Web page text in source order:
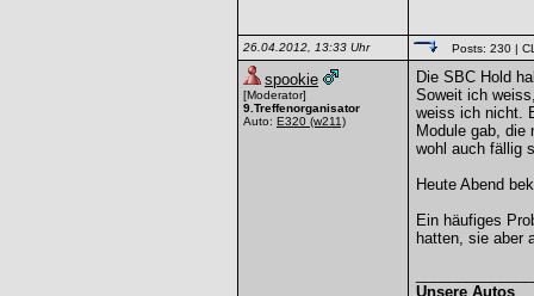
26.04.2012, 13:33 Uhr Posts: 230 |
spookie
[Moderator]
9.Treffenorganisator
Auto: E320 (w211)
Die SBC Hold
Soweit ich
weiss ich nicht.
Module gab, die
wohl auch fällig
Heute Abend
Ein häufiges
hatten, sie aber
Unsere Autos